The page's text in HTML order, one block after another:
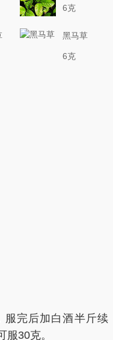
6克
黑马草
6克
服完后加白酒半斤续
30克。